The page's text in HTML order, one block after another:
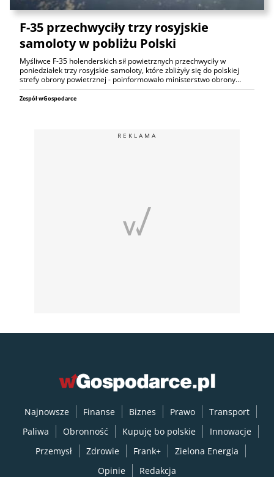
F-35 przechwyciły trzy rosyjskie
samoloty w pobliżu Polski
Myśliwce F-35 holenderskich sił powietrznych przechwyciły w
poniedziałek trzy rosyjskie samoloty, które zbliżyły się do polskiej
strefy obrony powietrznej - poinformowało ministerstwo obrony…
Zespół wGospodarce
REKLAMA
Najnowsze Finanse Biznes Prawo
Transport
Paliwa
Obronność Kupuję bo polskie
Innowacje
Przemysł
Zdrowie Frank+
Zielona Energia
Opinie
Redakcja